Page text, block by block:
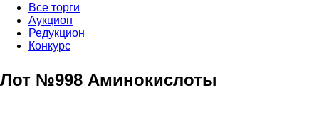
Все торги
Аукцион
Редукцион
Конкурс
Лот №998 Аминокислоты